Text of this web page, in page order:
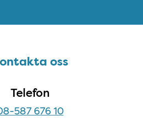
oss
Telefon
587 676 10